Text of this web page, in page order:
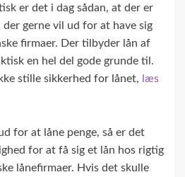
er det i dag sådan, at der er
der gerne vil ud for at have sig
firmaer. Der tilbyder lån af
en hel del gode grunde til.
stille sikkerhed for lånet, læs
for at låne penge, så er det
for at få sig et lån hos rigtig
lånefirmaer. Hvis det skulle